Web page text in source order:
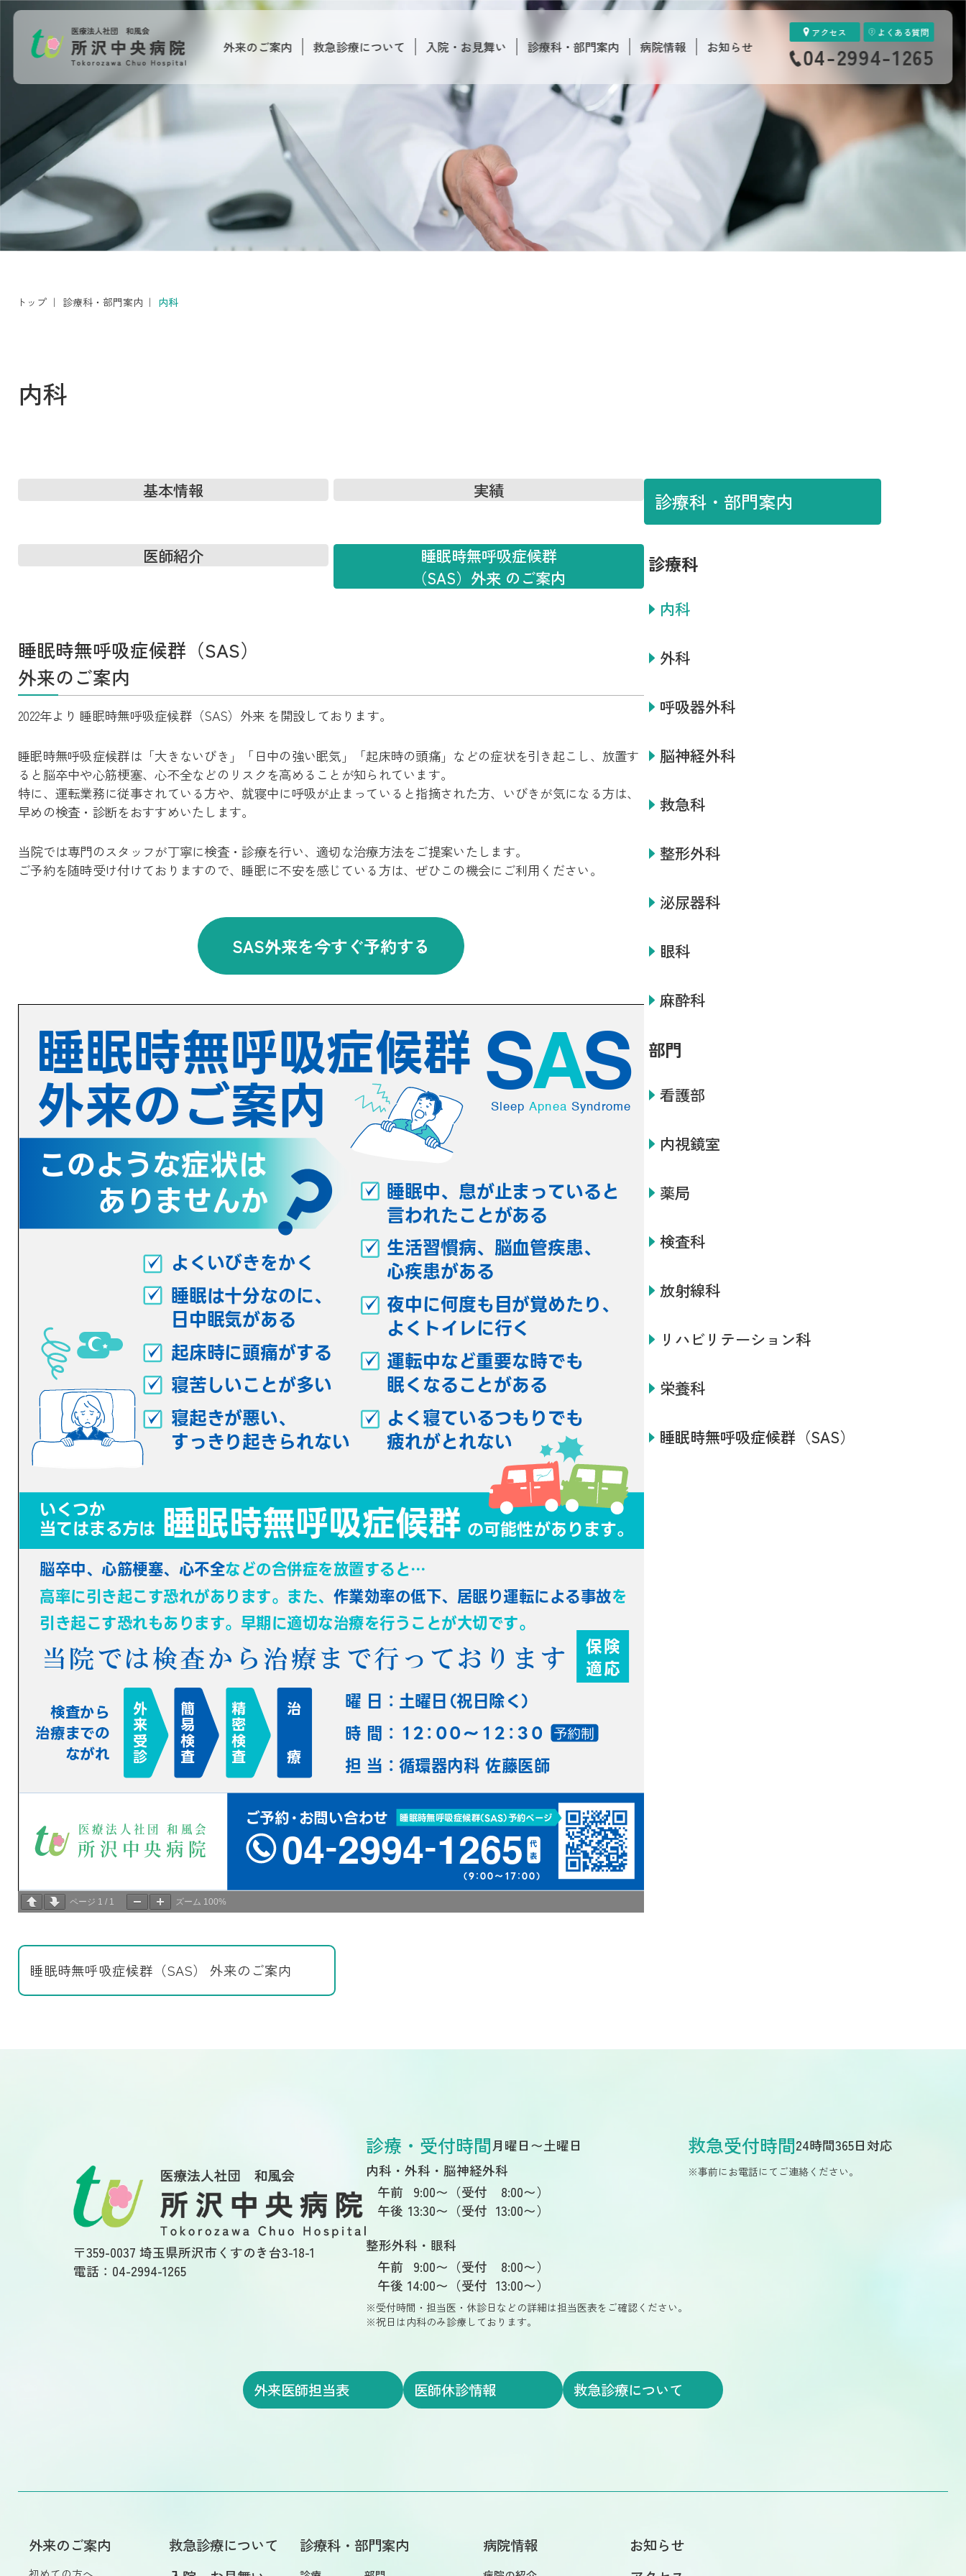
外来のご案内 救急診療について 入院・お見舞い 診療科・部門案内 病院情報 お知らせ
アクセス よくある質問
04-2994-1265
トップ ｜ 診療科・部門案内 ｜ 内科
内科
基本情報 実績
医師紹介
睡眠時無呼吸症候群
（SAS）外来 のご案内
睡眠時無呼吸症候群（SAS）
外来のご案内
2022年より 睡眠時無呼吸症候群（SAS）外来 を開設しております。
睡眠時無呼吸症候群は「大きないびき」「日中の強い眠気」「起床時の頭痛」などの症状を引き起こし、放置す
ると脳卒中や心筋梗塞、心不全などのリスクを高めることが知られています。
特に、運転業務に従事されている方や、就寝中に呼吸が止まっていると指摘された方、いびきが気になる方は、
早めの検査・診断をおすすめいたします。
当院では専門のスタッフが丁寧に検査・診療を行い、適切な治療方法をご提案いたします。
ご予約を随時受け付けておりますので、睡眠に不安を感じている方は、ぜひこの機会にご利用ください。
SAS外来を今すぐ予約する
ページ 1 / 1 ズーム 100%
睡眠時無呼吸症候群（SAS） 外来のご案内
診療科・部門案内
診療科
内科
外科
呼吸器外科
脳神経外科
救急科
整形外科
泌尿器科
眼科
麻酔科
部門
看護部
内視鏡室
薬局
検査科
放射線科
リハビリテーション科
栄養科
睡眠時無呼吸症候群（SAS）
〒359-0037 埼玉県所沢市くすのき台3-18-1
電話：04-2994-1265
診療・受付時間月曜日〜土曜日
内科・外科・脳神経外科
午前
9:00〜（受付 8:00〜）
午後 13:30〜（受付 13:00〜）
整形外科・眼科
午前
9:00〜（受付 8:00〜）
午後 14:00〜（受付 13:00〜）
受付時間・担当医・休診日などの詳細は担当医表をご確認ください。
祝日は内科のみ診療しております。
救急受付時間24時間365日対応
事前にお電話にてご連絡ください。
外来医師担当表 医師休診情報 救急診療について
外来のご案内
救急診療について
診療科・部門案内 病院情報
お知らせ